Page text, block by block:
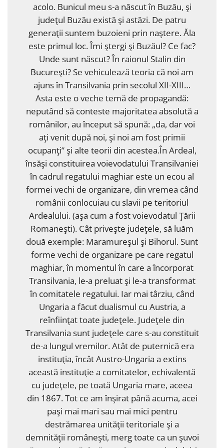
acolo. Bunicul meu s-a născut în Buzău, şi
judeţul Buzău există şi astăzi. De patru
generaţii suntem buzoieni prin naştere. Ăla
este primul loc. Îmi ştergi şi Buzăul? Ce fac?
Unde sunt născut? În raionul Stalin din
Bucureşti? Se vehiculează teoria că noi am
ajuns în Transilvania prin secolul XII-XIII…
Asta este o veche temă de propagandă:
neputând să conteste majoritatea absolută a
românilor, au început să spună: „da, dar voi
aţi venit după noi, şi noi am fost primii
ocupanţi” şi alte teorii din acestea.În Ardeal,
însăşi constituirea voievodatului Transilvaniei
în cadrul regatului maghiar este un ecou al
formei vechi de organizare, din vremea când
românii conlocuiau cu slavii pe teritoriul
Ardealului. (aşa cum a fost voievodatul Ţării
Romaneşti). Cât priveşte judeţele, să luăm
două exemple: Maramureşul şi Bihorul. Sunt
forme vechi de organizare pe care regatul
maghiar, în momentul în care a încorporat
Transilvania, le-a preluat şi le-a transformat
în comitatele regatului. Iar mai târziu, când
Ungaria a făcut dualismul cu Austria, a
reînfiinţat toate judeţele. Judeţele din
Transilvania sunt judeţele care s-au constituit
de-a lungul vremilor. Atât de puternică era
instituţia, încât Austro-Ungaria a extins
această instituţie a comitatelor, echivalentă
cu judeţele, pe toată Ungaria mare, aceea
din 1867. Tot ce am înşirat până acuma, acei
paşi mai mari sau mai mici pentru
destrămarea unităţii teritoriale şi a
demnităţii româneşti, merg toate ca un şuvoi